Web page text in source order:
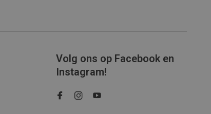
Volg ons op Facebook en
Instagram!